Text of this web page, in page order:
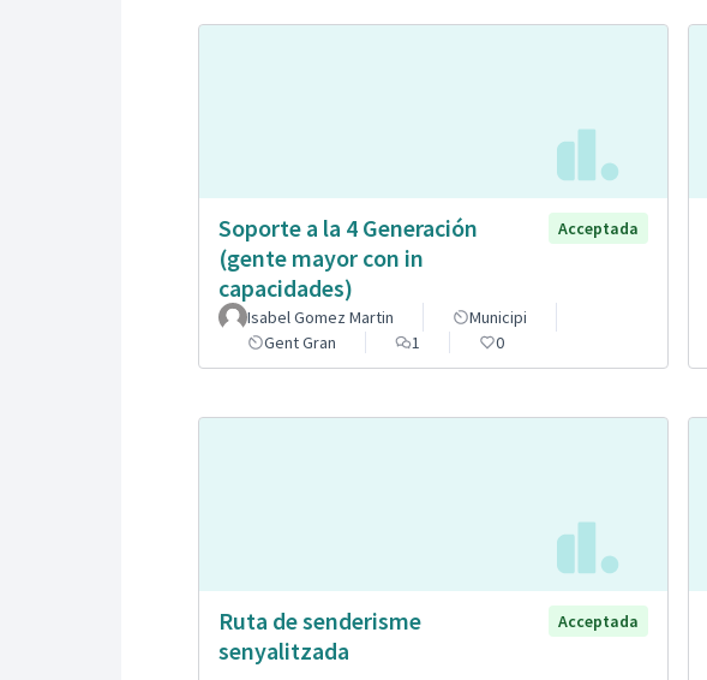
Soporte a la 4 Generación
(gente mayor con in
capacidades)
Acceptada
Isabel Gomez Martin
Municipi
Gent Gran
1 0
Ruta de senderisme
senyalitzada
Acceptada